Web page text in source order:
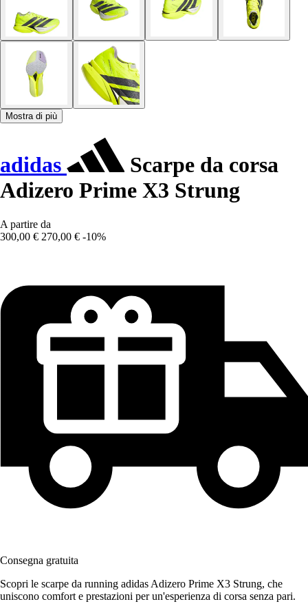
Mostra di più
adidas
Scarpe da corsa
Adizero Prime X3 Strung
A partire da
300,00 € 270,00 € -10%
Consegna gratuita
Scopri le scarpe da running adidas Adizero Prime X3 Strung, che
uniscono comfort e prestazioni per un'esperienza di corsa senza pari.